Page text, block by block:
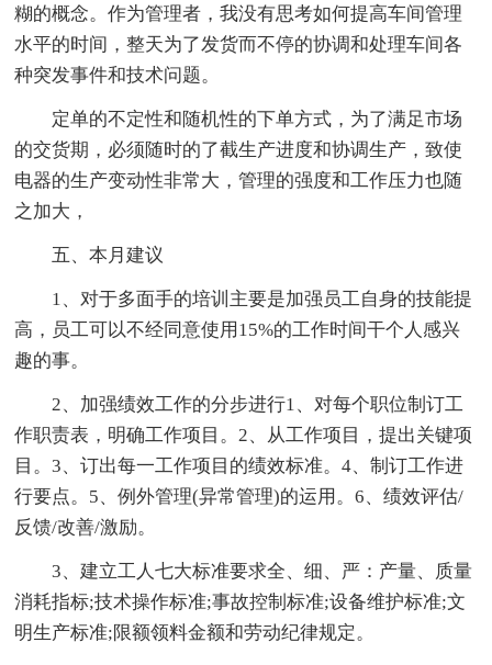
糊的概念。作为管理者，我没有思考如何提高车间管理
水平的时间，整天为了发货而不停的协调和处理车间各
种突发事件和技术问题。
定单的不定性和随机性的下单方式，为了满足市场
的交货期，必须随时的了截生产进度和协调生产，致使
电器的生产变动性非常大，管理的强度和工作压力也随
之加大，
五、本月建议
1、对于多面手的培训主要是加强员工自身的技能提
高，员工可以不经同意使用15%的工作时间干个人感兴
趣的事。
2、加强绩效工作的分步进行1、对每个职位制订工
作职责表，明确工作项目。2、从工作项目，提出关键项
目。3、订出每一工作项目的绩效标准。4、制订工作进
行要点。5、例外管理(异常管理)的运用。6、绩效评估/
反馈/改善/激励。
3、建立工人七大标准要求全、细、严：产量、质量
消耗指标;技术操作标准;事故控制标准;设备维护标准;文
明生产标准;限额领料金额和劳动纪律规定。